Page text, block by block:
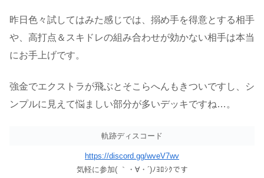
昨日色々試してはみた感じでは、搦め手を得意とする相手
や、高打点＆スキドレの組み合わせが効かない相手は本当
にお手上げです。
強金でエクストラが飛ぶとそこらへんもきついですし、シ
ンプルに見えて悩ましい部分が多いデッキですね…。
軌跡ディスコード
https://discord.gg/wveV7wv
気軽に参加( ｀・∀・´)ﾉﾖﾛｼｸです